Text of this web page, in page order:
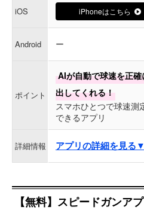
iOS iPhoneはこちら
Android ー
ポイント
AIが自動で球速を正確
出してくれる！
スマホひとつで球速測
できるアプリ
詳細情報 アプリの詳細を見る▼
【無料】スピードガンア